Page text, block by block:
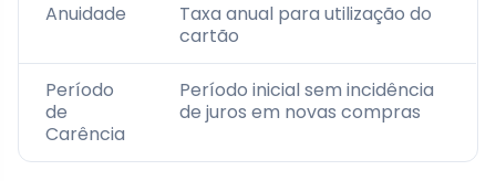
Anuidade
Taxa anual para utilização do
cartão
Período
de
Carência
Período inicial sem incidência
de juros em novas compras